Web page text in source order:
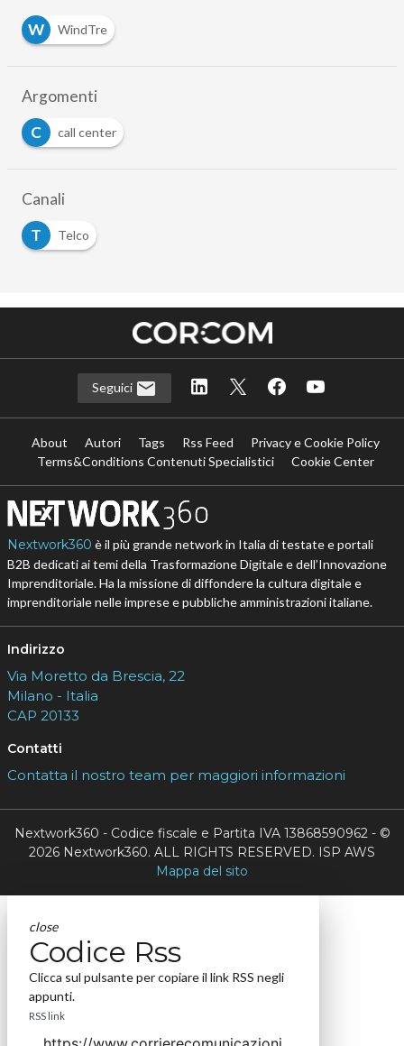
W
WindTre
Argomenti
C
call center
Canali
T
Telco
Seguici
About Autori Tags Rss Feed
Privacy e Cookie Policy
Terms&Conditions Contenuti Specialistici
Cookie Center
Nextwork360 è il più grande network in Italia di testate e portali
B2B dedicati ai temi della Trasformazione Digitale e dell’Innovazione
Imprenditoriale. Ha la missione di diffondere la cultura digitale e
imprenditoriale nelle imprese e pubbliche amministrazioni italiane.
Indirizzo
Via Moretto da Brescia, 22
Milano - Italia
CAP 20133
Contatti
Contatta il nostro team per maggiori informazioni
Nextwork360 - Codice fiscale e Partita IVA 13868590962 - ©
2026 Nextwork360. ALL RIGHTS RESERVED. ISP AWS
Mappa del sito
close
Codice Rss
Clicca sul pulsante per copiare il link RSS negli
appunti.
RSS link